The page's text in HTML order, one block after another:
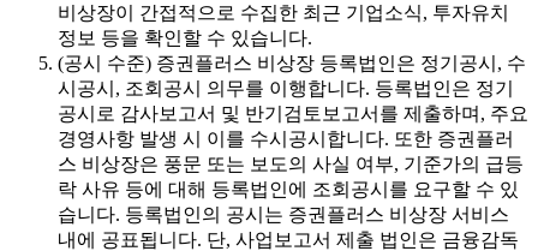
비상장이 간접적으로 수집한 최근 기업소식, 투자유치
정보 등을 확인할 수 있습니다.
(공시 수준) 증권플러스 비상장 등록법인은 정기공시, 수
시공시, 조회공시 의무를 이행합니다. 등록법인은 정기
공시로 감사보고서 및 반기검토보고서를 제출하며, 주요
경영사항 발생 시 이를 수시공시합니다. 또한 증권플러
스 비상장은 풍문 또는 보도의 사실 여부, 기준가의 급등
락 사유 등에 대해 등록법인에 조회공시를 요구할 수 있
습니다. 등록법인의 공시는 증권플러스 비상장 서비스
내에 공표됩니다. 단, 사업보고서 제출 법인은 금융감독